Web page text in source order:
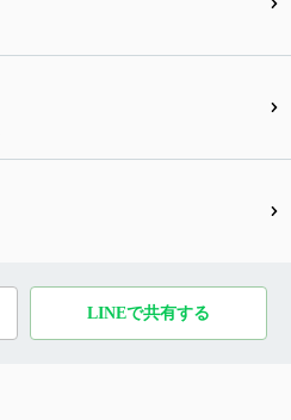
LINEで共有する